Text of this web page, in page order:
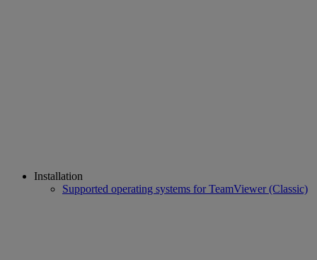
Installation
Supported operating systems for TeamViewer (Classic)